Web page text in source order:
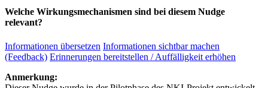
Welche Wirkungsmechanismen sind bei diesem Nudge
relevant?
Informationen übersetzen Informationen sichtbar machen
(Feedback) Erinnerungen bereitstellen / Auffälligkeit erhöhen
Anmerkung: